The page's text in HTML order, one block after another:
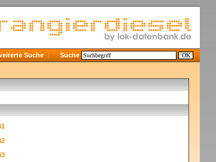
Suche Suche